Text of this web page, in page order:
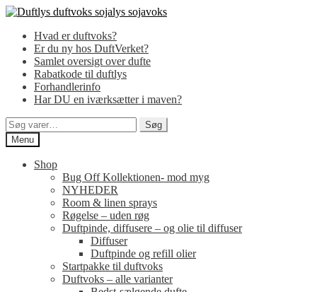
Spring
navigation
Spring
indholdHvad er duftvoks?
Er du ny hos DuftVerket?
Samlet oversigt over dufte
Rabatkode til duftlys
Forhandlerinfo
Har DU en iværksætter i maven?
Søg
efter:
Søg
Menu
Shop
Bug Off Kollektionen- mod myg
NYHEDER
Room & linen sprays
Røgelse – uden røg
Duftpinde, diffusere – og olie til diffuser
Diffuser
Duftpinde og refill olier
Startpakke til duftvoks
Duftvoks – alle varianter